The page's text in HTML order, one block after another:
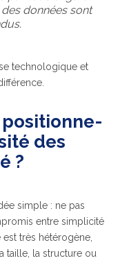
données sont
technologique et
positionne-
des
?
simple : ne pas
entre simplicité
très hétérogène,
taille, la structure ou